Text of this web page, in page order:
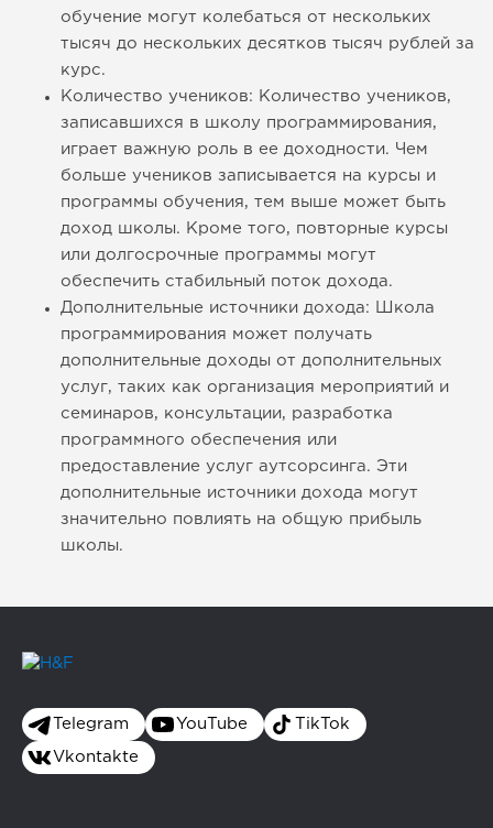
обучение могут колебаться от нескольких
тысяч до нескольких десятков тысяч рублей за
курс.
Количество учеников: Количество учеников,
записавшихся в школу программирования,
играет важную роль в ее доходности. Чем
больше учеников записывается на курсы и
программы обучения, тем выше может быть
доход школы. Кроме того, повторные курсы
или долгосрочные программы могут
обеспечить стабильный поток дохода.
Дополнительные источники дохода: Школа
программирования может получать
дополнительные доходы от дополнительных
услуг, таких как организация мероприятий и
семинаров, консультации, разработка
программного обеспечения или
предоставление услуг аутсорсинга. Эти
дополнительные источники дохода могут
значительно повлиять на общую прибыль
школы.
Telegram YouTube TikTok
Vkontakte